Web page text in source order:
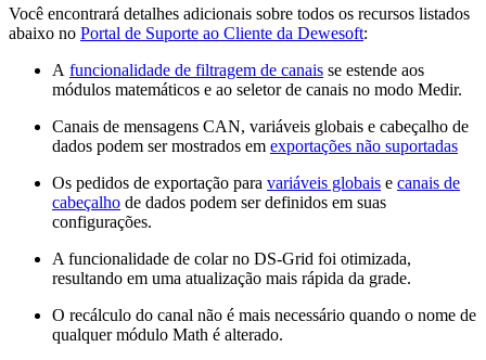
Você encontrará detalhes adicionais sobre todos os recursos listados
abaixo no Portal de Suporte ao Cliente da Dewesoft:
A funcionalidade de filtragem de canais se estende aos
módulos matemáticos e ao seletor de canais no modo Medir.
Canais de mensagens CAN, variáveis ​​globais e cabeçalho de
dados podem ser mostrados em exportações não suportadas
Os pedidos de exportação para variáveis ​​globais e canais de
cabeçalho de dados podem ser definidos em suas
configurações.
A funcionalidade de colar no DS-Grid foi otimizada,
resultando em uma atualização mais rápida da grade.
O recálculo do canal não é mais necessário quando o nome de
qualquer módulo Math é alterado.